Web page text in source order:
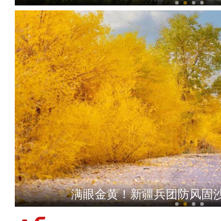
新疆沙雅境内470万亩原
满眼金黄！新疆兵团防风固